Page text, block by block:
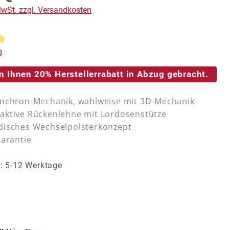
zzgl. Versandkosten
Bewertung von 5 von 5 Sternen
Ihnen 20% Herstellerrabatt in Abzug gebracht.
Mechanik, wahlweise mit 3D-Mechanik
Rückenlehne mit Lordosenstütze
Wechselpolsterkonzept
5-12 Werktage